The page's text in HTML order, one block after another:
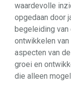
waardevolle
opgedaan door
begeleiding van
ontwikkelen
aspecten van
groei en
die alleen